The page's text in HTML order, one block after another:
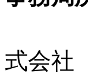
〒
式会社